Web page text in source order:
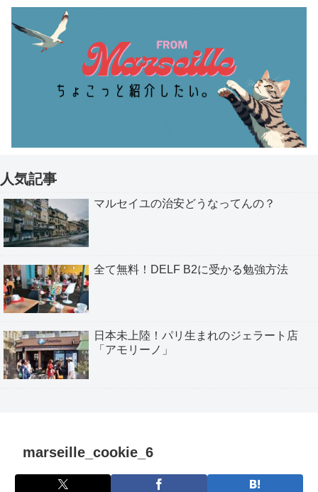
人気記事
マルセイユの治安どうなってんの？
全て無料！DELF B2に受かる勉強方法
日本未上陸！パリ生まれのジェラート店
「アモリーノ」
marseille_cookie_6